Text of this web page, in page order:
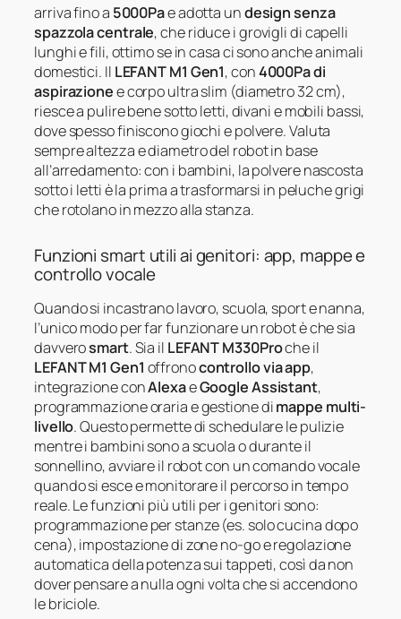
arriva fino a 5000Pae adotta undesign senza
spazzola centrale, che riduce i grovigli di capelli
lunghi e fili, ottimo se in casa ci sono anche animali
domestici. Il LEFANT M1 Gen1, con4000Pa di
aspirazionee corpo ultra slim (diametro 32 cm),
riesce a pulire bene sotto letti, divani e mobili bassi,
dove spesso finiscono giochi e polvere. Valuta
sempre altezza e diametro del robot in base
all’arredamento: con i bambini, la polvere nascosta
sotto i letti è la prima a trasformarsi in peluche grigi
che rotolano in mezzo alla stanza.
Funzioni smart utili ai genitori: app, mappe e
controllo vocale
Quando si incastrano lavoro, scuola, sport e nanna,
l’unico modo per far funzionare un robot è che sia
davverosmart. Sia il LEFANT M330Proche il
LEFANT M1 Gen1 offronocontrollo via app,
integrazione conAlexaeGoogle Assistant,
programmazione oraria e gestione dimappe multi-
livello. Questo permette di schedulare le pulizie
mentre i bambini sono a scuola o durante il
sonnellino, avviare il robot con un comando vocale
quando si esce e monitorare il percorso in tempo
reale. Le funzioni più utili per i genitori sono:
programmazione per stanze (es. solo cucina dopo
cena), impostazione di zone no-go e regolazione
automatica della potenza sui tappeti, così da non
dover pensare a nulla ogni volta che si accendono
le briciole.